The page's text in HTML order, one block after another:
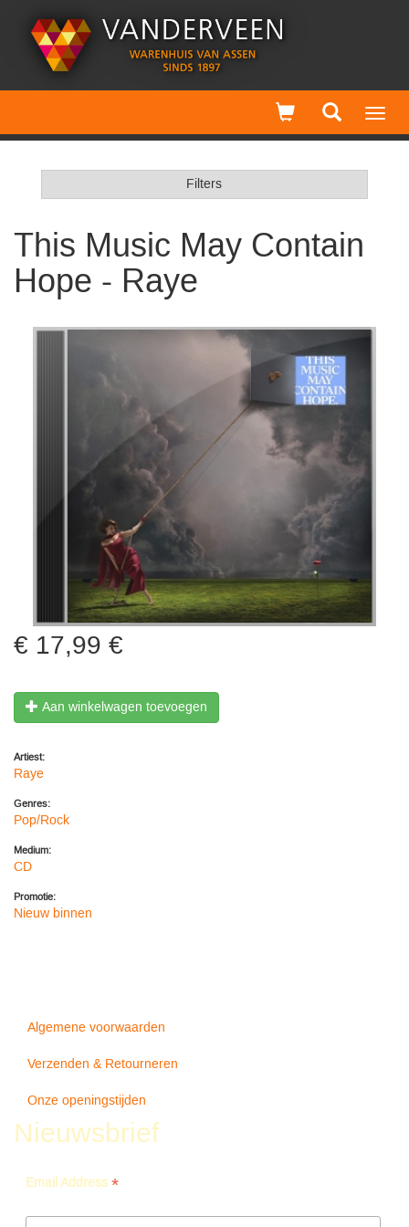
Filters
This Music May Contain
Hope - Raye
17,99 €
Aan winkelwagen toevoegen
Artiest:
Raye
Genres:
Pop/Rock
Medium:
CD
Promotie:
Nieuw binnen
Algemene voorwaarden
Verzenden & Retourneren
Onze openingstijden
Nieuwsbrief
Email Address *